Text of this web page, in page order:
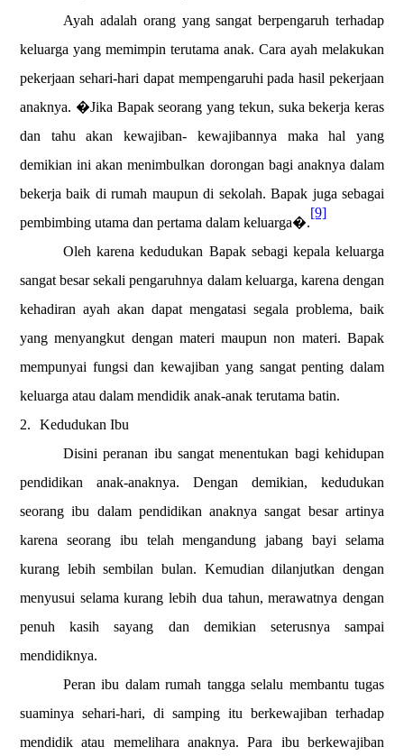
Ayah adalah orang yang sangat berpengaruh terhadap
keluarga yang memimpin terutama anak. Cara ayah melakukan
pekerjaan sehari-hari dapat mempengaruhi pada hasil pekerjaan
anaknya. �Jika Bapak seorang yang tekun, suka bekerja keras
dan tahu akan kewajiban- kewajibannya maka hal yang
demikian ini akan menimbulkan dorongan bagi anaknya dalam
bekerja baik di rumah maupun di sekolah. Bapak juga sebagai
pembimbing utama dan pertama dalam keluarga�.
[9]
Oleh karena kedudukan Bapak sebagi kepala keluarga
sangat besar sekali pengaruhnya dalam keluarga, karena dengan
kehadiran ayah akan dapat mengatasi segala problema, baik
yang menyangkut dengan materi maupun non materi. Bapak
mempunyai fungsi dan kewajiban yang sangat penting dalam
keluarga atau dalam mendidik anak-anak terutama batin.
2.
Kedudukan Ibu
Disini peranan ibu sangat menentukan bagi kehidupan
pendidikan anak-anaknya. Dengan demikian, kedudukan
seorang ibu dalam pendidikan anaknya sangat besar artinya
karena seorang ibu telah mengandung jabang bayi selama
kurang lebih sembilan bulan. Kemudian dilanjutkan dengan
menyusui selama kurang lebih dua tahun, merawatnya dengan
penuh kasih sayang dan demikian seterusnya sampai
mendidiknya.
Peran ibu dalam rumah tangga selalu membantu tugas
suaminya sehari-hari, di samping itu berkewajiban terhadap
mendidik atau memelihara anaknya. Para ibu berkewajiban